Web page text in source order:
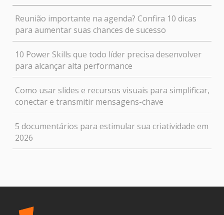
Reunião importante na agenda? Confira 10 dicas
para aumentar suas chances de sucesso
10 Power Skills que todo líder precisa desenvolver
para alcançar alta performance
Como usar slides e recursos visuais para simplificar,
conectar e transmitir mensagens-chave
5 documentários para estimular sua criatividade em
2026